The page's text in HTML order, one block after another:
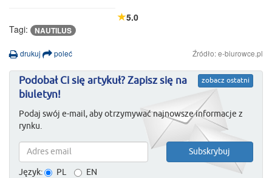
5.0
Tagi:
NAUTILUS
drukuj poleć Źródło: e-biurowce.pl
zobacz ostatni
Podobał Ci się artykuł? Zapisz się na
biuletyn!
Podaj swój e-mail, aby otrzymywać najnowsze informacje z
rynku.
Język: PL EN